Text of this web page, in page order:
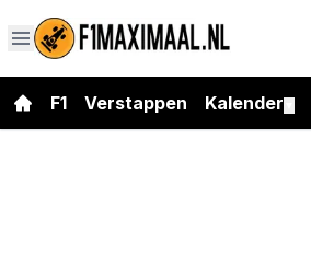
F1 Verstappen Kalender